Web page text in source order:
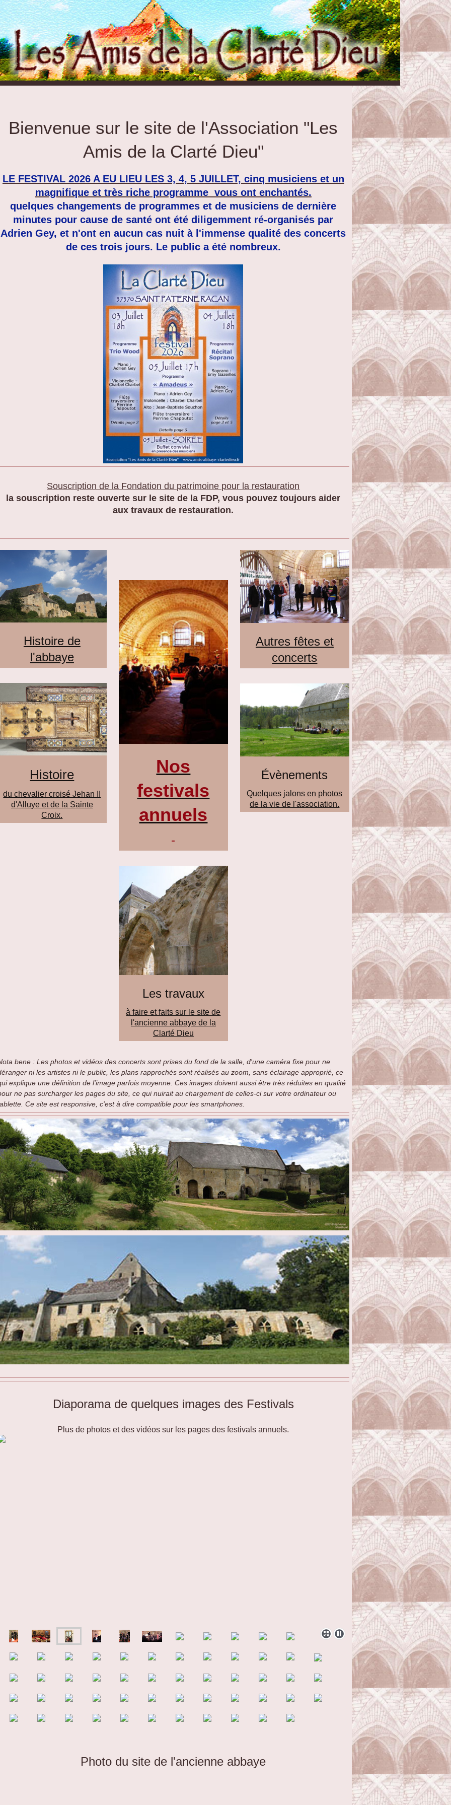
Bienvenue sur le site de l'Association "Les
Amis de la Clarté Dieu"
LE FESTIVAL 2026 A EU LIEU LES 3, 4, 5 JUILLET, cinq musiciens et un
magnifique et très riche programme vous ont enchantés.
quelques changements de programmes et de musiciens de dernière
minutes pour cause de santé ont été diligemment ré-organisés par
Adrien Gey, et n'ont en aucun cas nuit à l'immense qualité des concerts
de ces trois jours. Le public a été nombreux.
Souscription de la Fondation du patrimoine pour la restauration
la souscription reste ouverte sur le site de la FDP, vous pouvez toujours aider
aux travaux de restauration.
Histoire de
l'abbaye
Histoire
du chevalier croisé Jehan II
d'Alluye et de la Sainte
Croix.
Nos
festivals
annuels
-
Les travaux
à faire et faits sur le site de
l'ancienne abbaye de la
Clarté Dieu
Autres fêtes et
concerts
Évènements
Quelques jalons en photos
de la vie de l'association.
bene : Les photos et vidéos des concerts sont prises du fond de la salle, d'une caméra fixe pour ne
ni les artistes ni le public, les plans rapprochés sont réalisés au zoom, sans éclairage approprié, ce
explique une définition de l'image parfois moyenne. Ces images doivent aussi être très réduites en qualité
ne pas surcharger les pages du site, ce qui nuirait au chargement de celles-ci sur votre ordinateur ou
Ce site est responsive, c'est à dire compatible pour les smartphones.
Diaporama de quelques images des Festivals
Plus de photos et des vidéos sur les pages des festivals annuels.
Photo du site de l'ancienne abbaye